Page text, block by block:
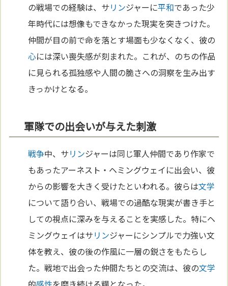
の戦場での経験は、サリンジャーに平和であった少
年時代には想像もできなかった現実を突きつけた。
仲間が目の前で命を落とす場面も少なくなく、彼の
心には深い喪失感が刻まれた。これが、のちの作品
に見られる孤独感や人間の脆さへの洞察を生み出す
きっかけとなる。
軍隊での出会いが与えた刺激
戦争中、サリンジャーは同じ軍人仲間であり作家で
もあったアーネスト・ヘミングウェイに出会い、彼
からの影響を大きく受けたといわれる。彼らは文学
について語り合い、戦場での過酷な現実が書き手と
しての視点に深みを与えることを実感した。特にヘ
ミングウェイはサリンジャーにシンプルで力強い文
体を教え、彼の後の作風に一層の鋭さをもたらし
た。戦地で出会った仲間たちとの交流は、彼の文学